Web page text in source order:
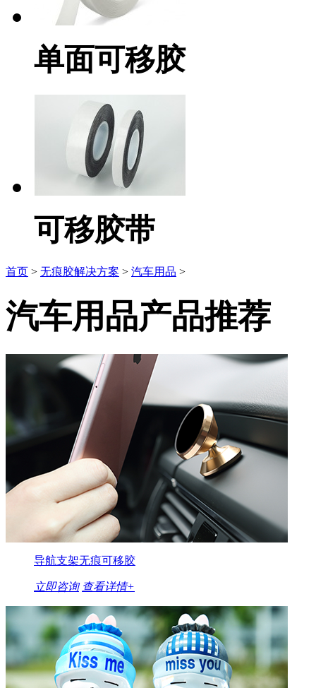
单面可移胶
可移胶带
首页 > 无痕胶解决方案 > 汽车用品 >
汽车用品产品推荐
导航支架无痕可移胶
立即咨询 查看详情+